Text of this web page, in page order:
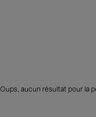
Oups, aucun résultat pour la